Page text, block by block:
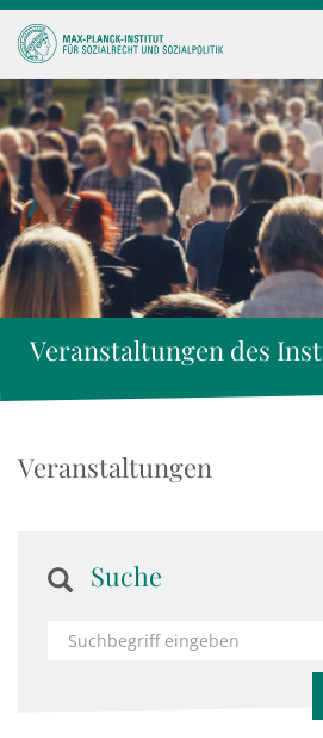
Veranstaltungen des
Veranstaltungen
Suche